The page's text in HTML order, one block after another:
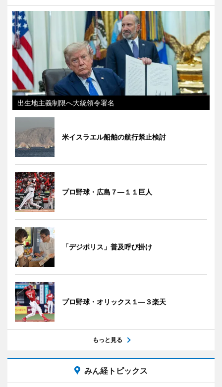
出生地主義制限へ大統領令署名
米イスラエル船舶の航行禁止検討
プロ野球・広島７―１１巨人
「デジポリス」普及呼び掛け
プロ野球・オリックス１―３楽天
もっと見る
みん経トピックス